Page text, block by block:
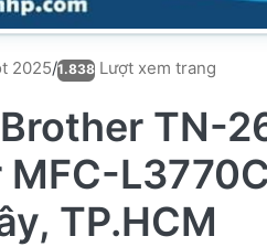
2025/1.838 Lượt xem trang
TN-
TP.HCM